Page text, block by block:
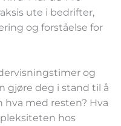
ute i bedrifter,
og forståelse for
og
gjøre deg i stand til å
hva med resten? Hva
hos